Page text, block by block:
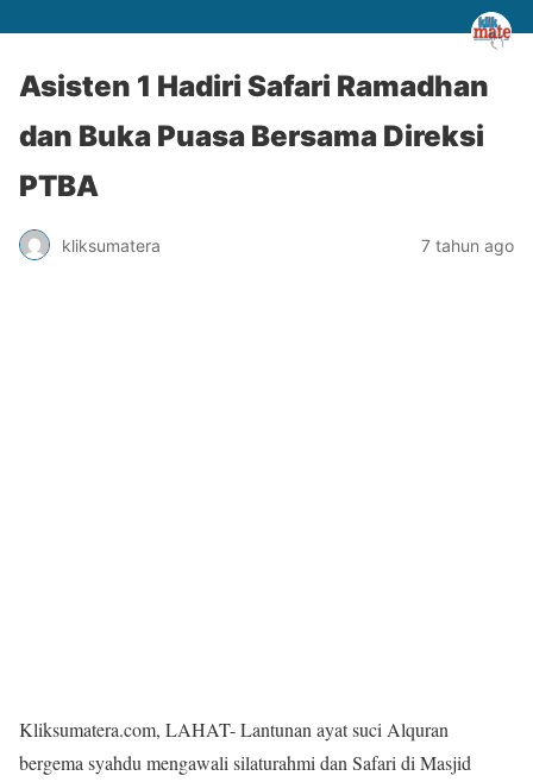
Asisten 1 Hadiri Safari Ramadhan
dan Buka Puasa Bersama Direksi
PTBA
kliksumatera 7 tahun ago
Kliksumatera.com, LAHAT- Lantunan ayat suci Alquran
bergema syahdu mengawali silaturahmi dan Safari di Masjid